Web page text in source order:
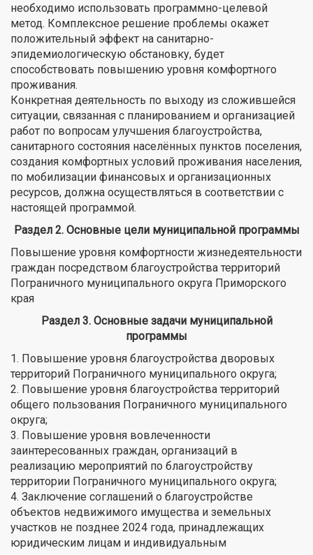
необходимо использовать программно-целевой
метод. Комплексное решение проблемы окажет
положительный эффект на санитарно-
эпидемиологическую обстановку, будет
способствовать повышению уровня комфортного
проживания.
Конкретная деятельность по выходу из сложившейся
ситуации, связанная с планированием и организацией
работ по вопросам улучшения благоустройства,
санитарного состояния населённых пунктов поселения,
создания комфортных условий проживания населения,
по мобилизации финансовых и организационных
ресурсов, должна осуществляться в соответствии с
настоящей программой.
Раздел 2. Основные цели муниципальной программы
Повышение уровня комфортности жизнедеятельности
граждан посредством благоустройства территорий
Пограничного муниципального округа Приморского
края
Раздел 3. Основные задачи муниципальной
программы
1. Повышение уровня благоустройства дворовых
территорий Пограничного муниципального округа;
2. Повышение уровня благоустройства территорий
общего пользования Пограничного муниципального
округа;
3. Повышение уровня вовлеченности
заинтересованных граждан, организаций в
реализацию мероприятий по благоустройству
территории Пограничного муниципального округа;
4. Заключение соглашений о благоустройстве
объектов недвижимого имущества и земельных
участков не позднее 2024 года, принадлежащих
юридическим лицам и индивидуальным